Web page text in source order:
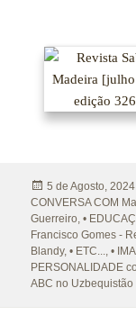
Publicado
a
5 de Agosto, 2024
CONVERSA COM
Guerreiro ,•
Francisco Gomes -
Blandy,• ETC... ,•
PERSONALIDADE
ABC no Uzbequistão